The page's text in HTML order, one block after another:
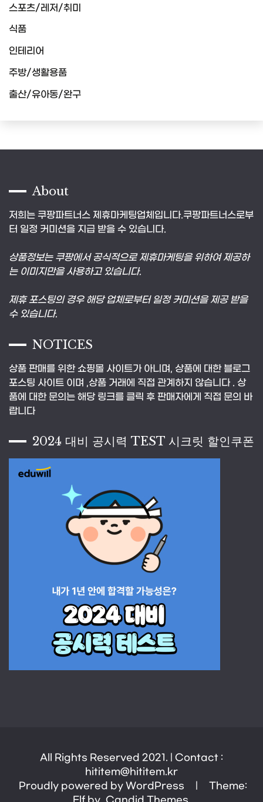
스포츠/레저/취미
식품
인테리어
주방/생활용품
출산/유아동/완구
About
저희는 쿠팡파트너스 제휴마케팅업체입니다.쿠팡파트너스로부
터 일정 커미션을 지급 받을 수 있습니다.
상품정보는 쿠팡에서 공식적으로 제휴마케팅을 위하여 제공하
는 이미지만을 사용하고 있습니다.
제휴 포스팅의 경우 해당 업체로부터 일정 커미션을 제공 받을
수 있습니다.
NOTICES
상품 판매를 위한 쇼핑몰 사이트가 아니며, 상품에 대한 블로그
포스팅 사이트 이며 ,상품 거래에 직접 관계하지 않습니다 . 상
품에 대한 문의는 해당 링크를 클릭 후 판매자에게 직접 문의 바
랍니다
2024 대비 공시력 TEST 시크릿 할인쿠폰
All Rights Reserved 2021. | Contact :
hititem@hititem.kr
Proudly powered by WordPress
Theme: